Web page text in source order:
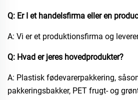
Q: Er I et handelsfirma eller en
A: Vi er et produktionsfirma og
Q: Hvad er jeres hovedprodukter?​
A: Plastisk fødevarerpakkering,
pakkeringsbakker, PET frugt- og